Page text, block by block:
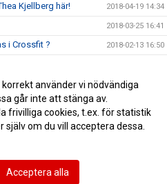
Kjellberg här! 2018-04-19 14:34
2018-03-25 16:41
i Crossfit ? 2018-02-13 16:50
2017-10-10 11:46
2017-10-10 11:13
använder vi nödvändiga
går inte att stänga av.
frivilliga cookies, t.ex. för statistik
om du vill acceptera dessa.
Acceptera alla